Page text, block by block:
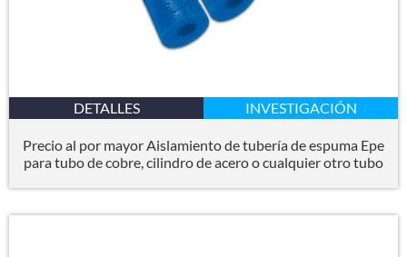
DETALLES INVESTIGACIÓN
Precio al por mayor Aislamiento de tubería de espuma Epe
para tubo de cobre, cilindro de acero o cualquier otro tubo